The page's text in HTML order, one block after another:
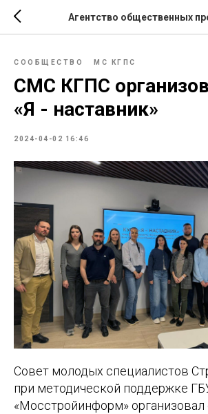
Агентство общественных
СООБЩЕСТВО МС КГПС
СМС КГПС
«Я - наставник»
2024-04-02 16:46
Совет молодых специалистов
при методической поддержке
«Мосстройинформ»